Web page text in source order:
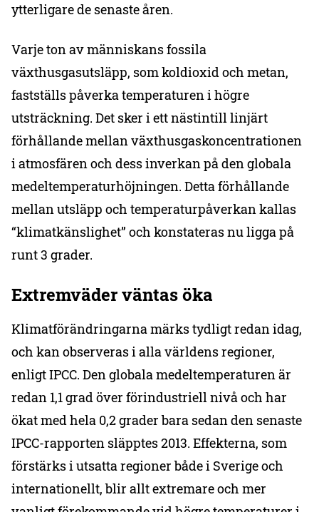
ytterligare de senaste åren.
Varje ton av människans fossila
växthusgasutsläpp, som koldioxid och metan,
fastställs påverka temperaturen i högre
utsträckning. Det sker i ett nästintill linjärt
förhållande mellan växthusgaskoncentrationen
i atmosfären och dess inverkan på den globala
medeltemperaturhöjningen. Detta förhållande
mellan utsläpp och temperaturpåverkan kallas
“klimatkänslighet” och konstateras nu ligga på
runt 3 grader.
Extremväder väntas öka
Klimatförändringarna märks tydligt redan idag,
och kan observeras i alla världens regioner,
enligt IPCC. Den globala medeltemperaturen är
redan 1,1 grad över förindustriell nivå och har
ökat med hela 0,2 grader bara sedan den senaste
IPCC-rapporten släpptes 2013. Effekterna, som
förstärks i utsatta regioner både i Sverige och
internationellt, blir allt extremare och mer